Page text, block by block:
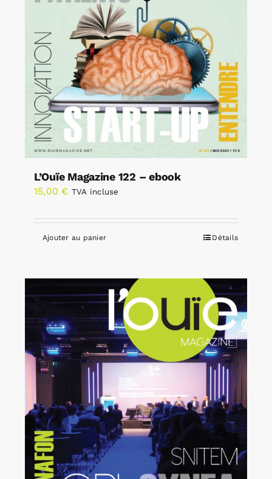
L’Ouïe Magazine 122 – ebook
15,00 € TVA incluse
Ajouter au panier Détails